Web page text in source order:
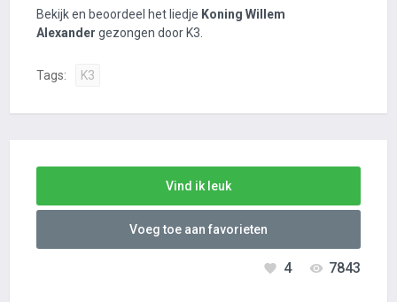
Bekijk en beoordeel het liedje Koning Willem
Alexander gezongen door K3.
Tags: K3
Vind ik leuk
Voeg toe aan favorieten
7843
4